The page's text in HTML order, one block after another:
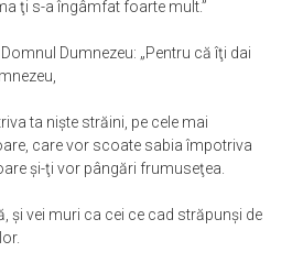
ţi s-a îngâmfat foarte mult.”
Dumnezeu: „Pentru că îţi dai
ta nişte străini, pe cele mai
care vor scoate sabia împotriva
şi-ţi vor pângări frumuseţea.
şi vei muri ca cei ce cad străpunşi de